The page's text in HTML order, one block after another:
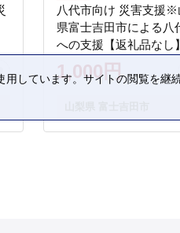
八代市向け 災害支援※
県富士吉田市による八
への支援【返礼品なし】
1,000円
しています。サイトの閲覧を